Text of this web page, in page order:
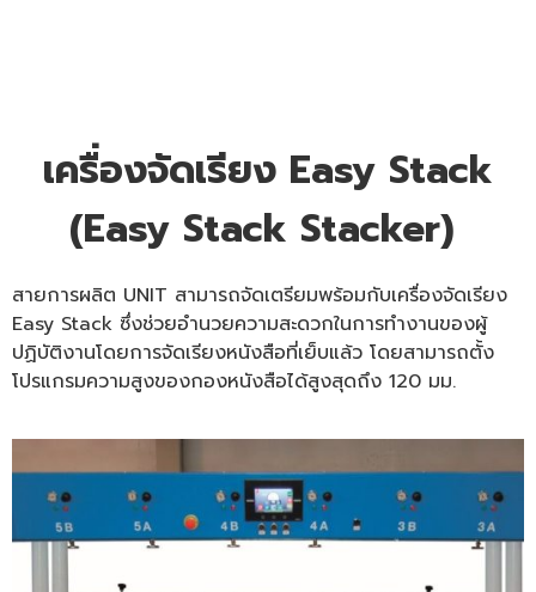
เครื่องจัดเรียง Easy Stack
(Easy Stack Stacker)
สายการผลิต UNIT สามารถจัดเตรียมพร้อมกับเครื่องจัดเรียง
Easy Stack ซึ่งช่วยอำนวยความสะดวกในการทำงานของผู้
ปฏิบัติงานโดยการจัดเรียงหนังสือที่เย็บแล้ว โดยสามารถตั้ง
โปรแกรมความสูงของกองหนังสือได้สูงสุดถึง 120 มม.